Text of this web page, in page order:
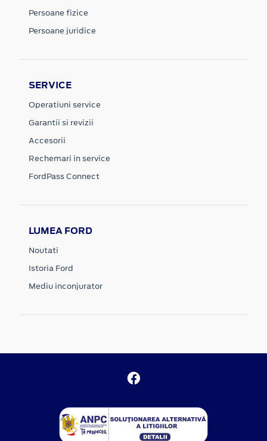
Persoane fizice
Persoane juridice
SERVICE
Operatiuni service
Garantii si revizii
Accesorii
Rechemari in service
FordPass Connect
LUMEA FORD
Noutati
Istoria Ford
Mediu inconjurator